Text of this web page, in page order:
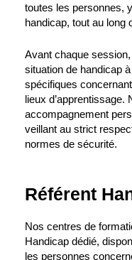
toutes les personnes,
handicap, tout au long
Avant chaque
situation de handicap
spécifiques
lieux
accompagnement
veillant au strict
normes de sécurité.
Référent
Nos centres de
Handicap dédié,
les personnes